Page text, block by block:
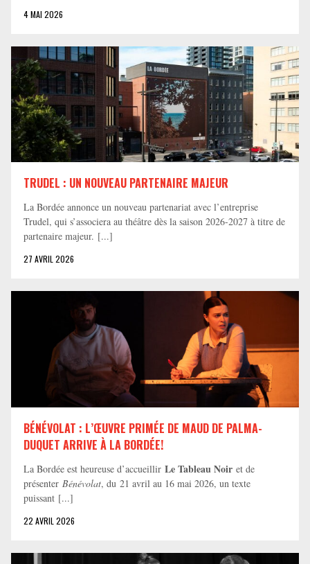
4 MAI 2026
TRUDEL : UN NOUVEAU PARTENAIRE MAJEUR
La Bordée annonce un nouveau partenariat avec l’entreprise
Trudel, qui s’associera au théâtre dès la saison 2026-2027 à titre de
partenaire majeur. [...]
27 AVRIL 2026
BÉNÉVOLAT : L’ŒUVRE PRIMÉE DE MAUD DE PALMA-
DUQUET ARRIVE À LA BORDÉE!
La Bordée est heureuse d’accueillir Le Tableau Noir et de
présenter Bénévolat, du 21 avril au 16 mai 2026, un texte
puissant [...]
22 AVRIL 2026